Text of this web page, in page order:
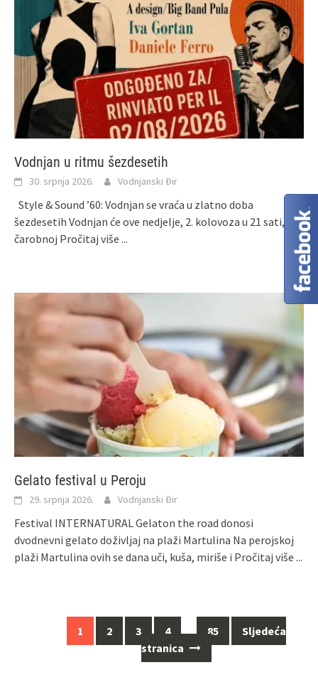
Vodnjan u ritmu šezdesetih
30. srpnja 2026. Vodnjanski Đir
Style & Sound ’60: Vodnjan se vraća u zlatno doba
šezdesetih Vodnjan će ove nedjelje, 2. kolovoza u 21 sati, u
čarobnoj Pročitaj više ...
Gelato festival u Peroju
29. srpnja 2026. Vodnjanski Đir
Festival INTERNATURAL Gelaton the road donosi
dvodnevni gelato doživljaj na plaži Martulina Na perojskoj
plaži Martulina ovih se dana uči, kuša, miriše i Pročitaj više ...
1 2 3 4 … 85
Sljedeća
stranica